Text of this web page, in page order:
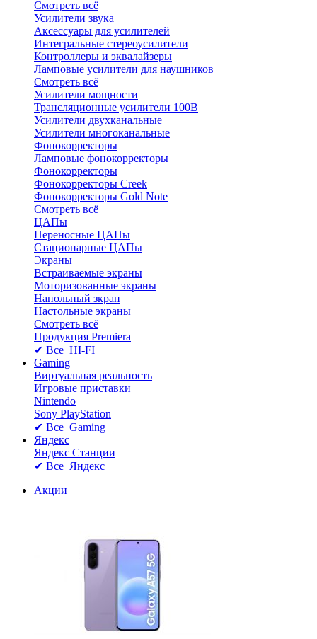
Смотреть всё
Усилители звука
Аксессуары для усилителей
Интегральные стереоусилители
Контроллеры и эквалайзеры
Ламповые усилители для наушников
Смотреть всё
Усилители мощности
Трансляционные усилители 100В
Усилители двухканальные
Усилители многоканальные
Фонокорректоры
Ламповые фонокорректоры
Фонокорректоры
Фонокорректоры Creek
Фонокорректоры Gold Note
Смотреть всё
ЦАПы
Переносные ЦАПы
Стационарные ЦАПы
Экраны
Встраиваемые экраны
Моторизованные экраны
Напольный зкран
Настольные экраны
Смотреть всё
Продукция Premiera
✔ Все HI-FI
Gaming
Виртуальная реальность
Игровые приставки
Nintendo
Sony PlayStation
✔ Все Gaming
Яндекс
Яндекс Станции
✔ Все Яндекс
Акции